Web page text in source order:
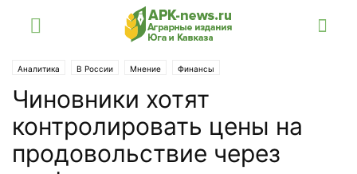
Аналитика В России Мнение Финансы
Чиновники хотят
контролировать цены на
продовольствие через